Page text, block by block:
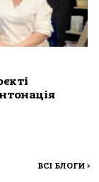
ВСІ БЛОГИ >